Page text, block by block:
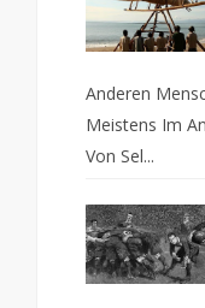
Anderen
Meistens Im
Von Sel...